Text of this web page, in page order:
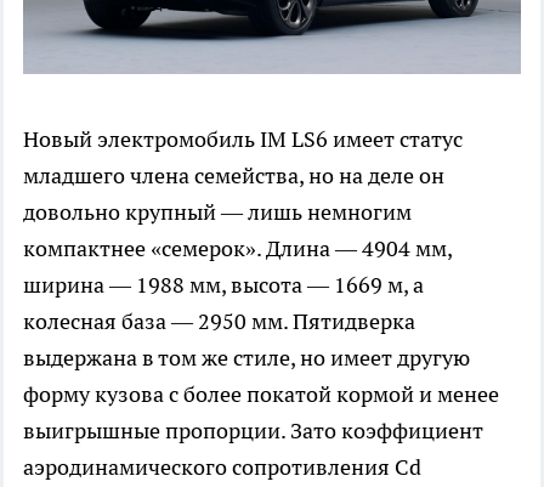
Новый электромобиль IM LS6 имеет статус
младшего члена семейства, но на деле он
довольно крупный — лишь немногим
компактнее «семерок». Длина — 4904 мм,
ширина — 1988 мм, высота — 1669 м, а
колесная база — 2950 мм. Пятидверка
выдержана в том же стиле, но имеет другую
форму кузова с более покатой кормой и менее
выигрышные пропорции. Зато коэффициент
аэродинамического сопротивления Cd